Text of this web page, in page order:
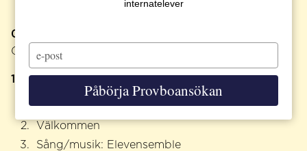
09.45
Gemensam marsch till Aulan.
10.00Programmet i Aulan börjar
Gemensam sång: Den blomstertid nu kommer
Välkommen
Sång/musik: Elevensemble
internatelever
your
email
Påbörja Provboansökan